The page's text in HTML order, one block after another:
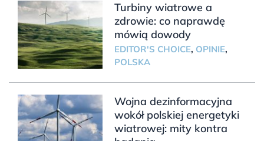
Turbiny wiatrowe a
zdrowie: co naprawdę
mówią dowody
EDITOR'S CHOICE, OPINIE,
POLSKA
Wojna dezinformacyjna
wokół polskiej energetyki
wiatrowej: mity kontra